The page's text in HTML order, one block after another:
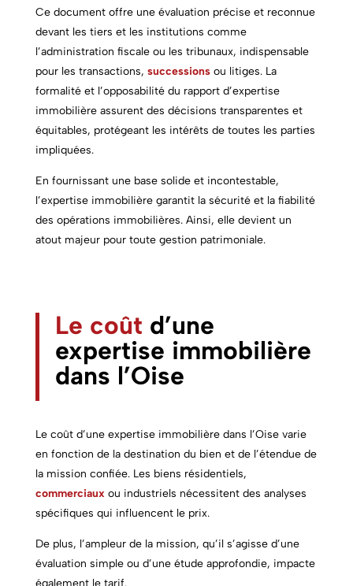
Ce document offre une évaluation précise et reconnue
devant les tiers et les institutions comme
l’administration fiscale ou les tribunaux, indispensable
pour les transactions, successions ou litiges. La
formalité et l’opposabilité du rapport d’expertise
immobilière assurent des décisions transparentes et
équitables, protégeant les intérêts de toutes les parties
impliquées.
En fournissant une base solide et incontestable,
l’expertise immobilière garantit la sécurité et la fiabilité
des opérations immobilières. Ainsi, elle devient un
atout majeur pour toute gestion patrimoniale.
Le coût d’une
expertise immobilière
dans l’Oise
Le coût d’une expertise immobilière dans l’Oise varie
en fonction de la destination du bien et de l’étendue de
la mission confiée. Les biens résidentiels,
commerciaux ou industriels nécessitent des analyses
spécifiques qui influencent le prix.
De plus, l’ampleur de la mission, qu’il s’agisse d’une
évaluation simple ou d’une étude approfondie, impacte
également le tarif.